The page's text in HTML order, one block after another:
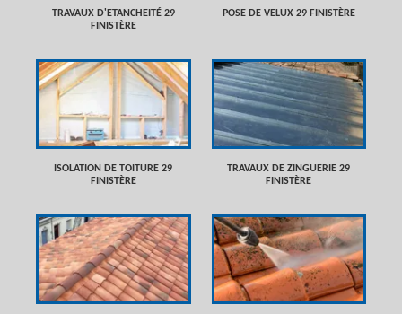
TRAVAUX D'ETANCHEITÉ 29
FINISTÈRE
POSE DE VELUX 29 FINISTÈRE
ISOLATION DE TOITURE 29
FINISTÈRE
TRAVAUX DE ZINGUERIE 29
FINISTÈRE